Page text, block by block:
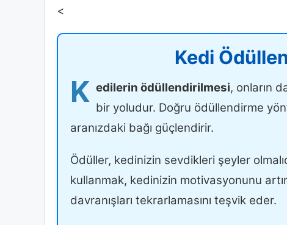
<
Kedi
K edilerin ödüllendirilmesi, onların
bir yoludur. Doğru ödüllendirme
aranızdaki bağı güçlendirir.
Ödüller, kedinizin sevdikleri şeyler
kullanmak, kedinizin motivasyonunu
davranışları tekrarlamasını teşvik eder.